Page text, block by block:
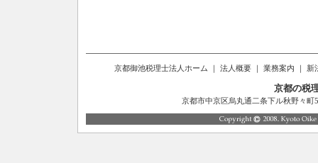
京都御池税理士法人ホーム ｜ 法人概要 ｜ 業務案内 ｜ 新
京都の税
京都市中京区烏丸通二条下ル秋野々